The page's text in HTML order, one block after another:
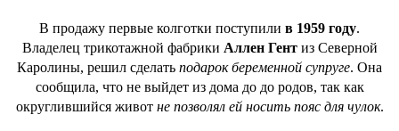
В продажу первые колготки поступили в 1959 году.
Владелец трикотажной фабрики Аллен Гентиз Северной
Каролины, решил сделать подарок беременной супруге. Она
сообщила, что не выйдет из дома до до родов, так как
округлившийся живот не позволял ей носить пояс для чулок.